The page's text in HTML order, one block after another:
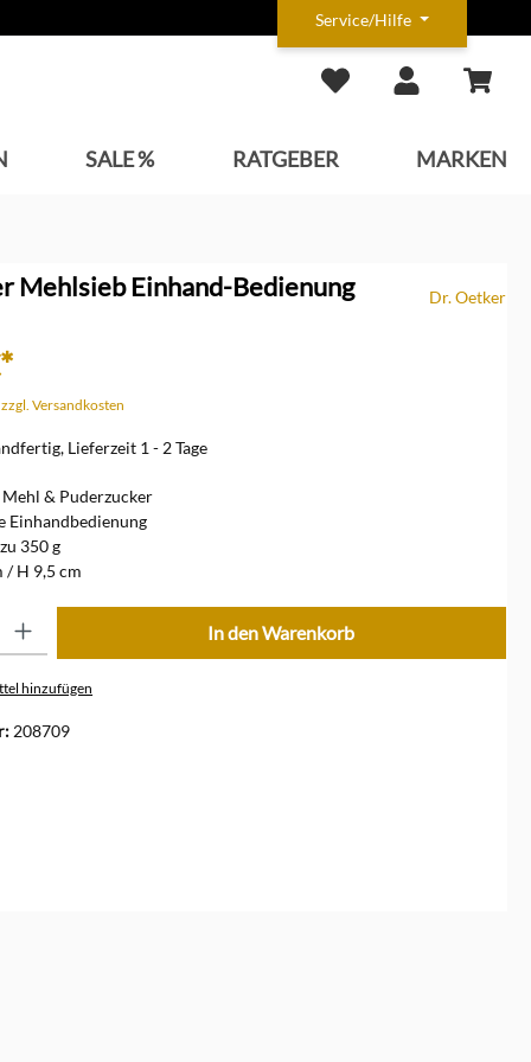
Service/Hilfe
SALE % RATGEBER MARKEN
Mehlsieb Einhand-Bedienung Dr. Oetker
Versandkosten
Lieferzeit 1 - 2 Tage
& Puderzucker
Einhandbedienung
350 g
/ H 9,5 cm
In den Warenkorb
hinzufügen
208709